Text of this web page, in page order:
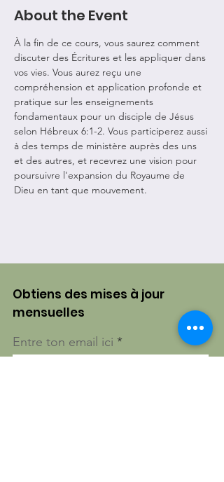
About the Event
À la fin de ce cours, vous saurez comment
discuter des Écritures et les appliquer dans
vos vies. Vous aurez reçu une
compréhension et application profonde et
pratique sur les enseignements
fondamentaux pour un disciple de Jésus
selon Hébreux 6:1-2. Vous participerez aussi
à des temps de ministère auprès des uns
et des autres, et recevrez une vision pour
poursuivre l'expansion du Royaume de
Dieu en tant que mouvement.
Obtiens des mises à jour
mensuelles
Entre ton email ici